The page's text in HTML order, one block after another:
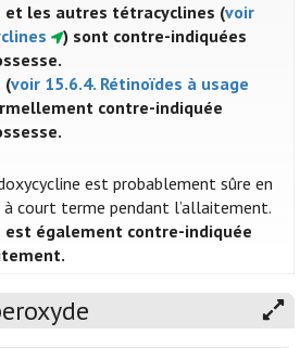
et les autres tétracyclines (voir
) sont contre-indiquées
(voir 15.6.4. Rétinoïdes à usage
contre-indiquée
est probablement sûre en
à court terme pendant l’allaitement.
également contre-indiquée